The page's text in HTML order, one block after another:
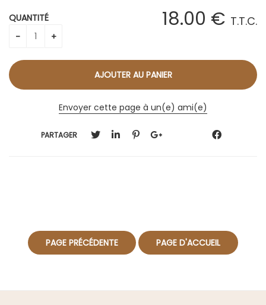
18.00 € T.T.C.
QUANTITÉ
Envoyer cette page à un(e) ami(e)
PARTAGER